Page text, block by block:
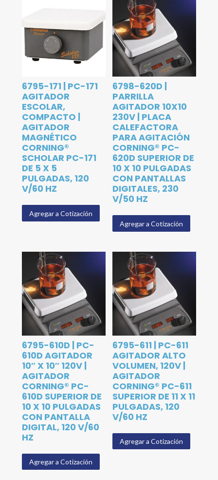
6795-171 | PC-171
AGITADOR
ESCOLAR,
COMPACTO |
AGITADOR
MAGNÉTICO
CORNING®
SCHOLAR PC-171
DE 5 X 5
PULGADAS, 120
V/60 HZ
Agregar a Cotización
6798-620D |
PARRILLA
AGITADOR 10X10
230V | PLACA
CALEFACTORA
PARA AGITACIÓN
CORNING® PC-
620D SUPERIOR DE
10 X 10 PULGADAS
CON PANTALLAS
DIGITALES, 230
V/50 HZ
Agregar a Cotización
6795-610D | PC-
610D AGITADOR
10″ X 10″ 120V |
AGITADOR
CORNING® PC-
610D SUPERIOR DE
10 X 10 PULGADAS
CON PANTALLA
DIGITAL, 120 V/60
HZ
Agregar a Cotización
6795-611 | PC-611
AGITADOR ALTO
VOLUMEN, 120V |
AGITADOR
CORNING® PC-611
SUPERIOR DE 11 X 11
PULGADAS, 120
V/60 HZ
Agregar a Cotización